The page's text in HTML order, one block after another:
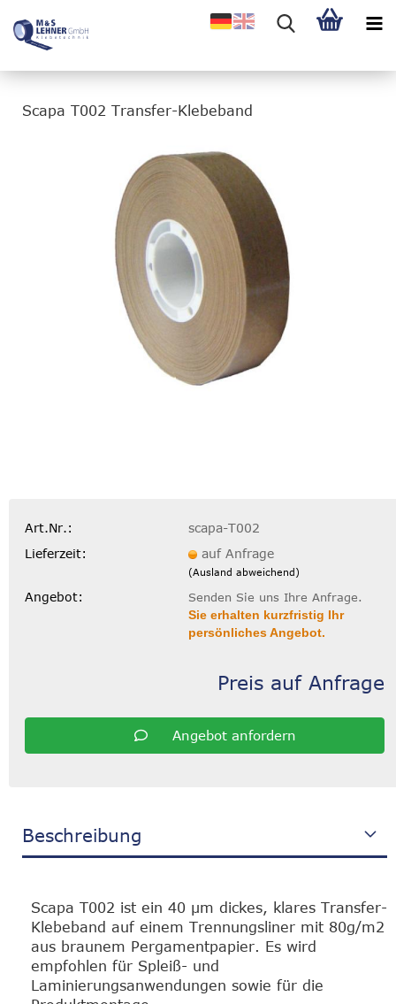
Scapa T002 Transfer-Klebeband
Art.Nr.:
scapa-T002
Lieferzeit:
auf Anfrage
(Ausland abweichend)
Angebot:
Senden Sie uns Ihre Anfrage.
Sie erhalten kurzfristig Ihr
persönliches Angebot.
Preis auf Anfrage
Angebot anfordern
Beschreibung
Scapa T002 ist ein 40 µm dickes, klares Transfer-
Klebeband auf einem Trennungsliner mit 80g/m2
aus braunem Pergamentpapier. Es wird
empfohlen für Spleiß- und
Laminierungsanwendungen sowie für die